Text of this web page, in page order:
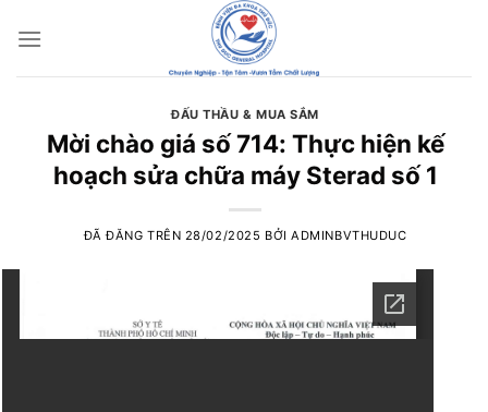
đến
ĐẤU THẦU & MUA SẮM
Mời chào giá số 714: Thực hiện kế
hoạch sửa chữa máy Sterad số 1
ĐÃ ĐĂNG TRÊN 28/02/2025 BỞIADMINBVTHUDUC